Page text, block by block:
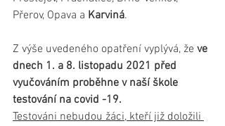
Přerov, Opava a Karviná.
Z výše uvedeného opatření vyplývá, že ve
dnech 1. a 8. listopadu 2021 před
vyučováním proběhne v naší škole
testování na covid -19.
Testováni nebudou žáci, kteří již doložili